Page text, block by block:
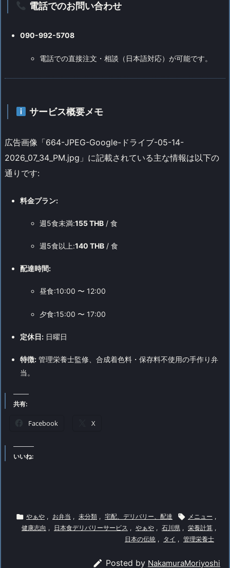
電話でのお問い合わせ
090-992-5708
電話での直接注文・相談（日本語対応）が可能です。
サービス概要メモ
広告画像「664-JPEG-Google-ドライブ-05-14-
2026_07_34_PM.jpg」に記載されている主な情報は以下の
通りです:
料金プラン:
週5食未満:155 THB / 食
週5食以上:140 THB / 食
配達時間:
昼食:10:00 〜 12:00
夕食:15:00 〜 17:00
定休日: 日曜日
特徴: 管理栄養士監修、合成着色料・保存料不使用の手作り弁
当。
共有:
Facebook X
いいね:
 やぁや , お弁当 , 未分類 , 宅配、デリバリー、配達  メニュー ,
健康志向 , 日本食デリバリーサービス , やぁや , 石川県 , 栄養計算 ,
日本の伝統 , タイ , 管理栄養士
 Posted by NakamuraMoriyoshi